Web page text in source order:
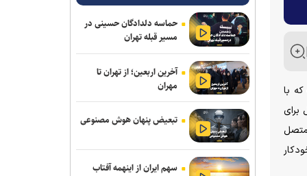
با
برای
ریزش کاربران، دیزنی و نتفلیکس را به فکر
ارائه اشتراک رایگان انداخت
حضور کودکان در شبکه‌های اجتماعی باعث
افت عملکرد تحصیلی در آینده خواهد شد
اعمال ضریب ۲.۷ برای محاسبه قیمت
اینترنت بین‌الملل درست نیست
آتاری ۲۶۰۰ چطور بازی‌های ویدیویی را به
پدیده‌ای جهانی تبدیل کرد
حماسه دلدادگان حسینی در
مسیر قبله تهران
آخرین اربعین؛ از تهران تا
مهران
تبعیض پنهان هوش مصنوعی
سهم ایران از اینهمه آفتاب